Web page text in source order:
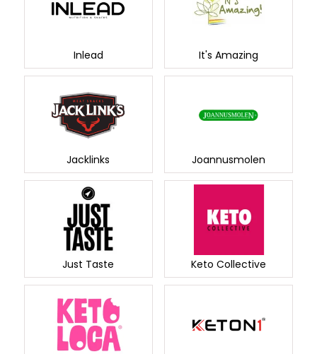
Inlead It's Amazing
Jacklinks Joannusmolen
Just Taste Keto Collective